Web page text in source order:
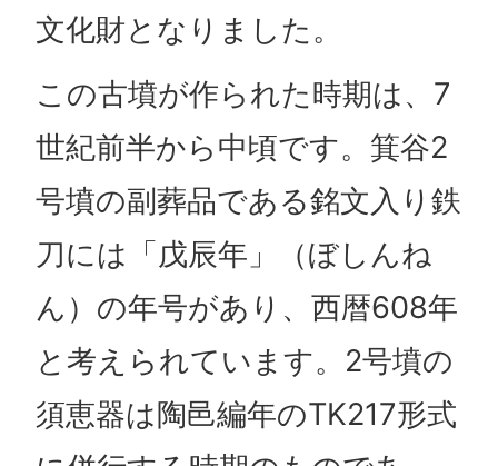
文化財となりました。
この古墳が作られた時期は、7
世紀前半から中頃です。箕谷2
号墳の副葬品である銘文入り鉄
刀には「戊辰年」（ぼしんね
ん）の年号があり、西暦608年
と考えられています。2号墳の
須恵器は陶邑編年のTK217形式